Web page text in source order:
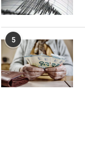
5